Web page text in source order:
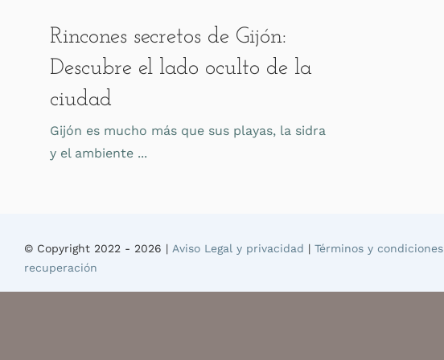
Rincones secretos de Gijón:
Descubre el lado oculto de la
ciudad
Gijón es mucho más que sus playas, la sidra
y el ambiente ...
© Copyright 2022 - 2026 | Aviso Legal y privacidad | Términos y condiciones
recuperación